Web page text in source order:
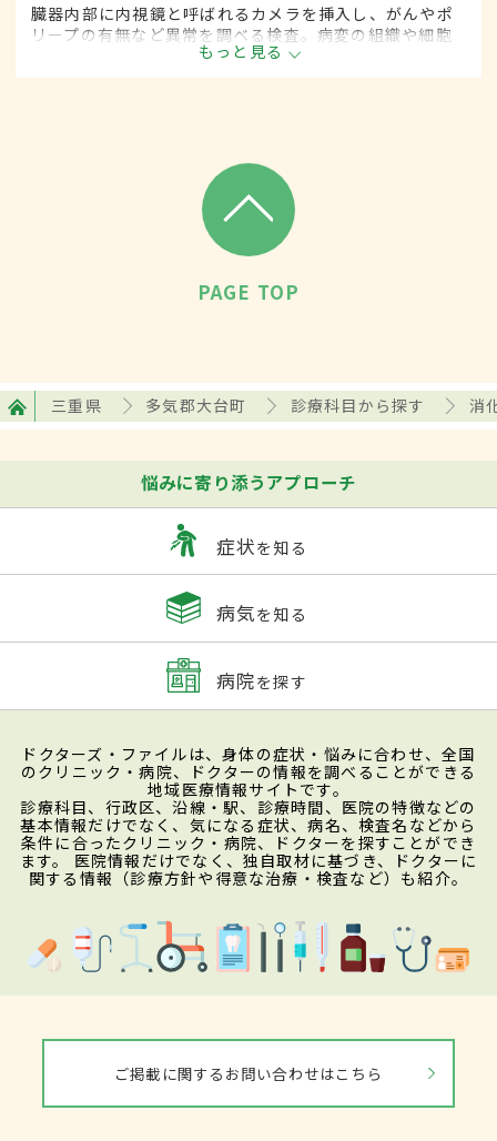
臓器内部に内視鏡と呼ばれるカメラを挿入し、がんやポ
リープの有無など異常を調べる検査。病変の組織や細胞
などの採取も行う。胃や大腸を中心にさまざまな臓器に
対応したものがあり、病変部分の切除や異物摘出などの
もっと見る
PAGE TOP
三重県 多気郡大台町 診療科目から探す 消
悩みに寄り添うアプローチ
症状を知る
病気を知る
病院を探す
ドクターズ・ファイルは、身体の症状・悩みに合わせ、全国
のクリニック・病院、ドクターの情報を調べることができる
地域医療情報サイトです。
診療科目、行政区、沿線・駅、診療時間、医院の特徴などの
基本情報だけでなく、気になる症状、病名、検査名などから
条件に合ったクリニック・病院、ドクターを探すことができ
ます。 医院情報だけでなく、独自取材に基づき、ドクターに
関する情報（診療方針や得意な治療・検査など）も紹介。
ご掲載に関するお問い合わせはこちら